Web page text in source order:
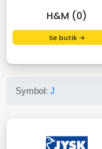
H&M (0)
Se butik →
Symbol:J